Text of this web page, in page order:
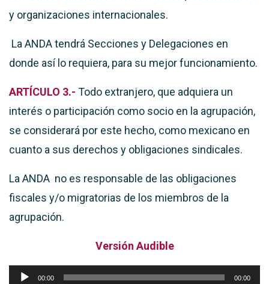
y organizaciones internacionales.
La ANDA tendrá Secciones y Delegaciones en
donde así lo requiera, para su mejor funcionamiento.
ARTÍCULO 3.- Todo extranjero, que adquiera un
interés o participación como socio en la agrupación,
se considerará por este hecho, como mexicano en
cuanto a sus derechos y obligaciones sindicales.
La ANDA no es responsable de las obligaciones
fiscales y/o migratorias de los miembros de la
agrupación.
Versión Audible
Reproductor
00:00 00:00